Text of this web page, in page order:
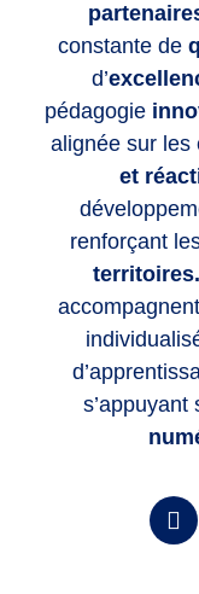
constante de
d’
pédagogie
alignée sur les
et
renforçant
territoires.
s’appuyant